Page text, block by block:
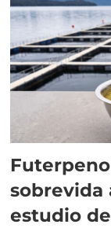
sobrevida
estudio